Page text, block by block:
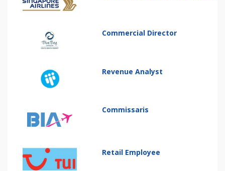
Commercial Director
Revenue Analyst
Commissaris
Retail Employee